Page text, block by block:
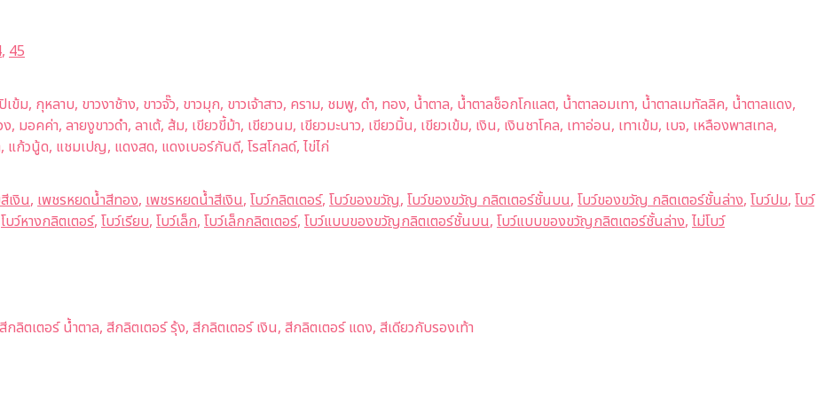
, 45
ม, กุหลาบ, ขาวงาช้าง, ขาวจั๊ว, ขาวมุก, ขาวเจ้าสาว, คราม, ชมพู, ดำ, ทอง, น้ำตาล, น้ำตาลช็อกโกแลต, น้ำตาลอมเทา, น้ำตาลเมทัลลิค, น้ำตาลแดง,
อคค่า, ลายงูขาวดำ, ลาเต้, ส้ม, เขียวขี้ม้า, เขียวนม, เขียวมะนาว, เขียวมิ้น, เขียวเข้ม, เงิน, เงินชาโคล, เทาอ่อน, เทาเข้ม, เบจ, เหลืองพาสเทล,
แก้วนู้ด, แชมเปญ, แดงสด, แดงเบอร์กันดี, โรสโกลด์, ไข่ไก่
เงิน, เพชรหยดน้ำสีทอง, เพชรหยดน้ำสีเงิน, โบว์กลิตเตอร์, โบว์ของขวัญ, โบว์ของขวัญ กลิตเตอร์ชั้นบน, โบว์ของขวัญ กลิตเตอร์ชั้นล่าง, โบว์ปม, โบว์
โบว์หางกลิตเตอร์, โบว์เรียบ, โบว์เล็ก, โบว์เล็กกลิตเตอร์, โบว์แบบของขวัญกลิตเตอร์ชั้นบน, โบว์แบบของขวัญกลิตเตอร์ชั้นล่าง, ไม่โบว์
ตเตอร์ น้ำตาล, สีกลิตเตอร์ รุ้ง, สีกลิตเตอร์ เงิน, สีกลิตเตอร์ แดง, สีเดียวกับรองเท้า